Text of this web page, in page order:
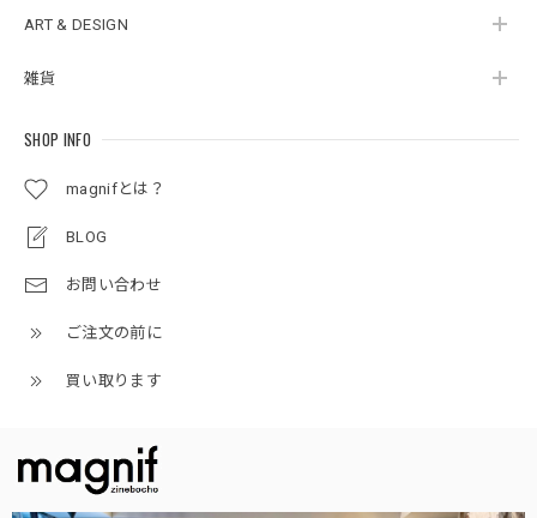
ART & DESIGN
雑貨
SHOP INFO
magnifとは？
BLOG
お問い合わせ
ご注文の前に
買い取ります